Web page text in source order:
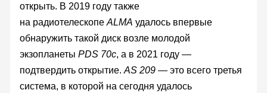
открыть. В 2019 году также
на радиотелескопе ALMA удалось впервые
обнаружить такой диск возле молодой
экзопланеты PDS 70c, а в 2021 году —
подтвердить открытие. AS 209— это всего третья
система, в которой на сегодня удалось